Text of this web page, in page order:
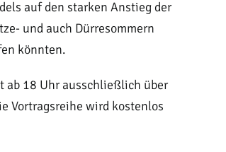
auf den starken Anstieg der
und auch Dürresommern
könnten.
ab 18 Uhr ausschließlich über
Vortragsreihe wird kostenlos